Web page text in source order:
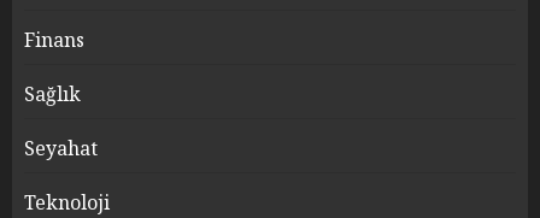
Finans
Sağlık
Seyahat
Teknoloji